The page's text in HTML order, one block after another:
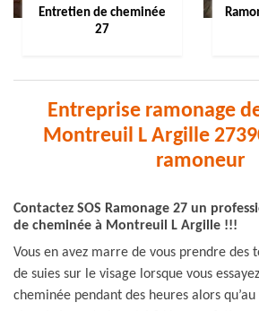
Entretien de cheminée
27
Entreprise ramonage
Montreuil L Argille
ramoneur
Contactez SOS Ramonage 27 un
de cheminée à Montreuil L Argille !!!
Vous en avez marre de vous prendre des
de suies sur le visage lorsque vous
cheminée pendant des heures alors